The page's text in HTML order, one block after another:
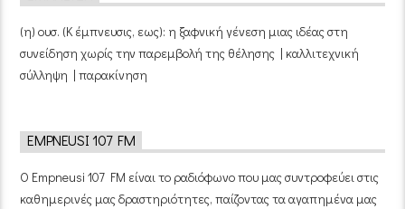
(η) ουσ. (Κ έμπνευσις, εως): η ξαφνική γένεση μιας ιδέας στη
συνείδηση χωρίς την παρεμβολή της θέλησης | καλλιτεχνική
σύλληψη | παρακίνηση
EMPNEUSI 107 FM
Ο Empneusi 107 FM είναι το ραδιόφωνο που μας συντροφεύει στις
καθημερινές μας δραστηριότητες, παίζοντας τα αγαπημένα μας